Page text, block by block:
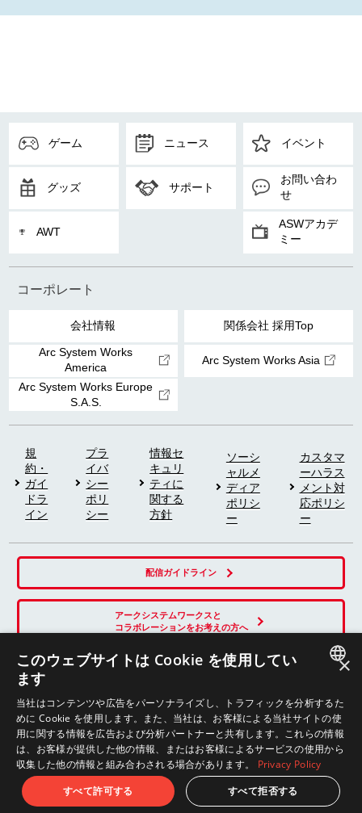
ゲーム ニュース イベント
グッズ サポート
お問い合わ
せ
AWT
ASWアカデ
ミー
コーポレート
会社情報 関係会社 採用Top
Arc System Works
America
Arc System Works Asia
Arc System Works Europe
S.A.S.
規
約・
ガイ
ドラ
イン
プラ
イバ
シー
ポリ
シー
情報セ
キュリ
ティに
関する
方針
ソーシ
ャルメ
ディア
ポリシ
ー
カスタマ
ーハラス
メント対
応ポリシ
ー
配信ガイドライン
アークシステムワークスと
コラボレーションをお考えの方へ
SNS
© ARC SYSTEM WORKS
ENGLISH
×
このウェブサイトは Cookie を使用してい
ます
当社はコンテンツや広告をパーソナライズし、トラフィックを分析するた
めに Cookie を使用します。また、当社は、お客様による当社サイトの使
用に関する情報を広告および分析パートナーと共有します。これらの情報
は、お客様が提供した他の情報、またはお客様によるサービスの使用から
収集した他の情報と組み合わされる場合があります。
Privacy Policy
すべて許可する
すべて拒否する